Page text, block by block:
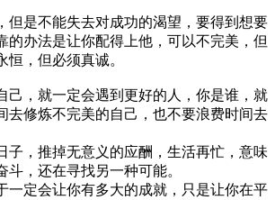
但是不能失去对成功的渴望，要得到想要
的办法是让你配得上他，可以不完美，但
恒，但必须真诚。
己，就一定会遇到更好的人，你是谁，就
去修炼不完美的自己，也不要浪费时间去
子，推掉无意义的应酬，生活再忙，意味
斗，还在寻找另一种可能。
一定会让你有多大的成就，只是让你在平